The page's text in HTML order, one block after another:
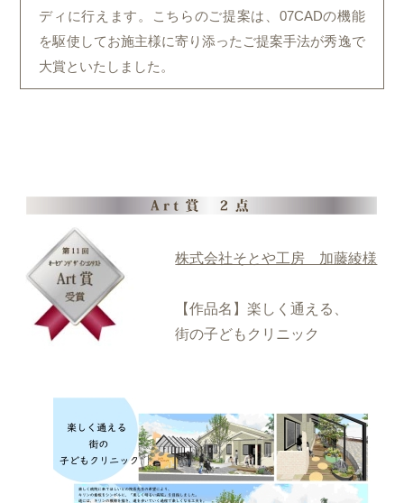
ディに行えます。こちらのご提案は、07CADの機能
を駆使してお施主様に寄り添ったご提案手法が秀逸で
大賞といたしました。
株式会社そとや工房 加藤綾様
【作品名】楽しく通える、
街の子どもクリニック